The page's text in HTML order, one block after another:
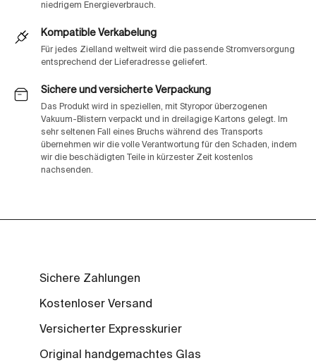
niedrigem Energieverbrauch.
Kompatible Verkabelung
Für jedes Zielland weltweit wird die passende Stromversorgung
entsprechend der Lieferadresse geliefert.
Sichere und versicherte Verpackung
Das Produkt wird in speziellen, mit Styropor überzogenen
Vakuum-Blistern verpackt und in dreilagige Kartons gelegt. Im
sehr seltenen Fall eines Bruchs während des Transports
übernehmen wir die volle Verantwortung für den Schaden, indem
wir die beschädigten Teile in kürzester Zeit kostenlos
nachsenden.
Sichere Zahlungen
Kostenloser Versand
Versicherter Expresskurier
Original handgemachtes Glas